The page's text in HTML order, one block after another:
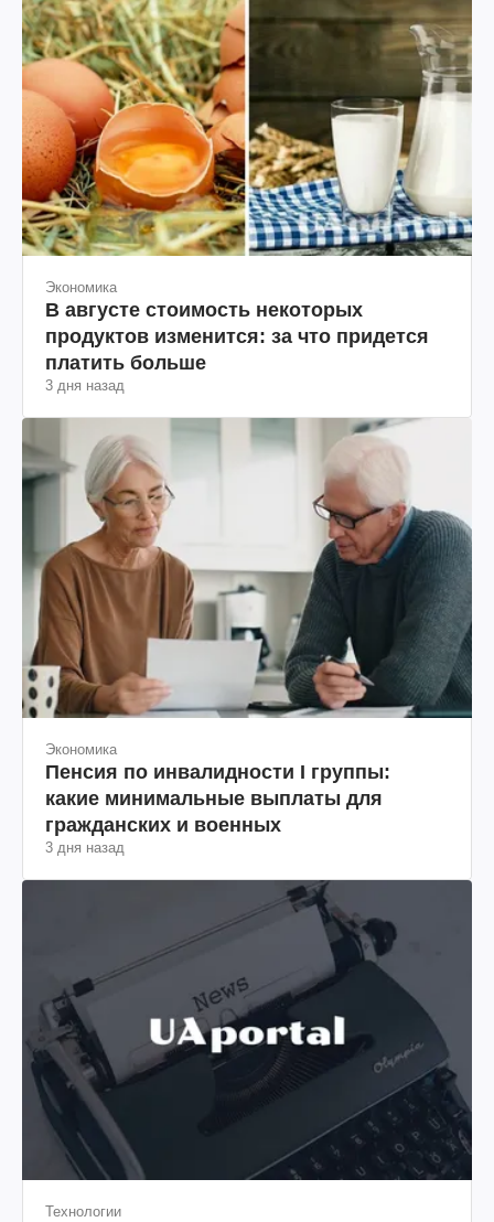
Экономика
В августе стоимость некоторых
продуктов изменится: за что придется
платить больше
3 дня назад
Экономика
Пенсия по инвалидности I группы:
какие минимальные выплаты для
гражданских и военных
3 дня назад
Технологии